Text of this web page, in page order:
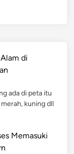
di
ada di peta itu
kuning dll
Memasuki